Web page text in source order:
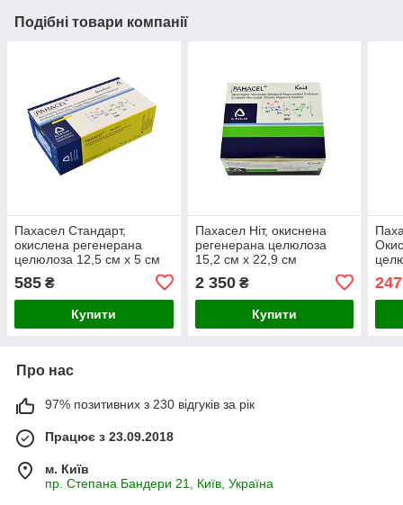
Подібні товари компанії
Пахасел Стандарт,
окислена регенерана
целюлоза 12,5 см x 5 см
585 ₴
Купити
Пахасел Ніт, окиснена
регенерана целюлоза
15,2 см x 22,9 см
2 350₴
Купити
247
Про нас
97% позитивних з 230 відгуків за рік
Працює з 23.09.2018
м. Київ
пр. Степана Бандери 21, Київ, Україна